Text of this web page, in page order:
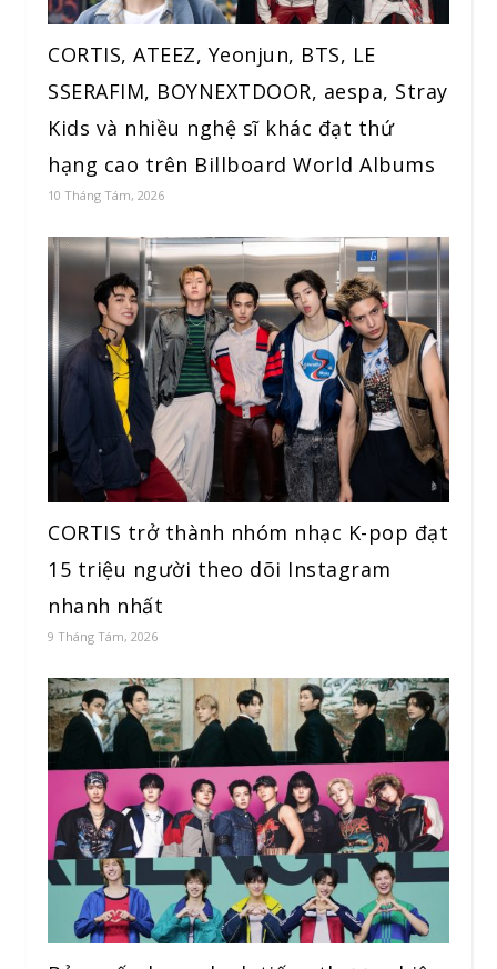
CORTIS, ATEEZ, Yeonjun, BTS, LE
SSERAFIM, BOYNEXTDOOR, aespa, Stray
Kids và nhiều nghệ sĩ khác đạt thứ
hạng cao trên Billboard World Albums
10 Tháng Tám, 2026
CORTIS trở thành nhóm nhạc K-pop đạt
15 triệu người theo dõi Instagram
nhanh nhất
9 Tháng Tám, 2026